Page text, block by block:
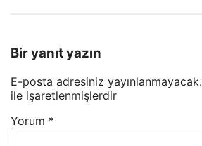
Bir yanıt yazın
E-posta adresiniz yayınlanmayacak.
ile işaretlenmişlerdir
Yorum *